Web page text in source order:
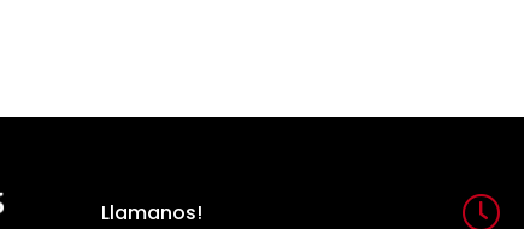
Llamanos!